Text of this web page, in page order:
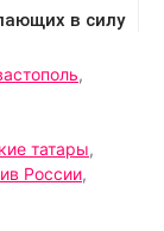
,
татары,
России,